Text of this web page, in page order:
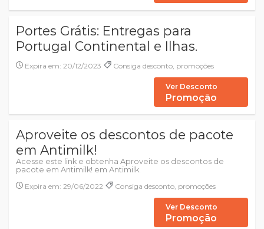
Portes Grátis: Entregas para
Portugal Continental e Ilhas.
Expira em: 20/12/2023 Consiga desconto, promoções
Ver Desconto
Promoção
Aproveite os descontos de pacote
em Antimilk!
Acesse este link e obtenha Aproveite os descontos de
pacote em Antimilk! em Antimilk.
Expira em: 29/06/2022
Consiga desconto, promoções
Ver Desconto
Promoção